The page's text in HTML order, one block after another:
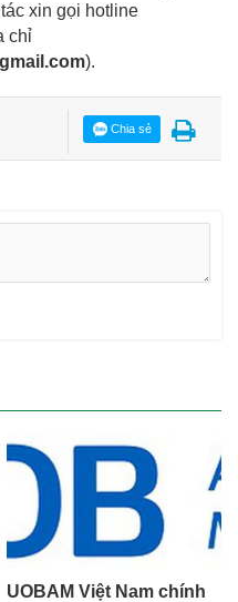
xin gọi hotline
chỉ
).
Chia sẻ
UOBAM Việt Nam chính